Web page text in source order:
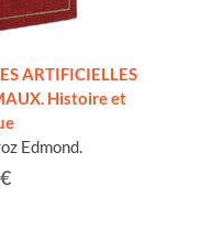
ARTIFICIELLES
Histoire et
Edmond.